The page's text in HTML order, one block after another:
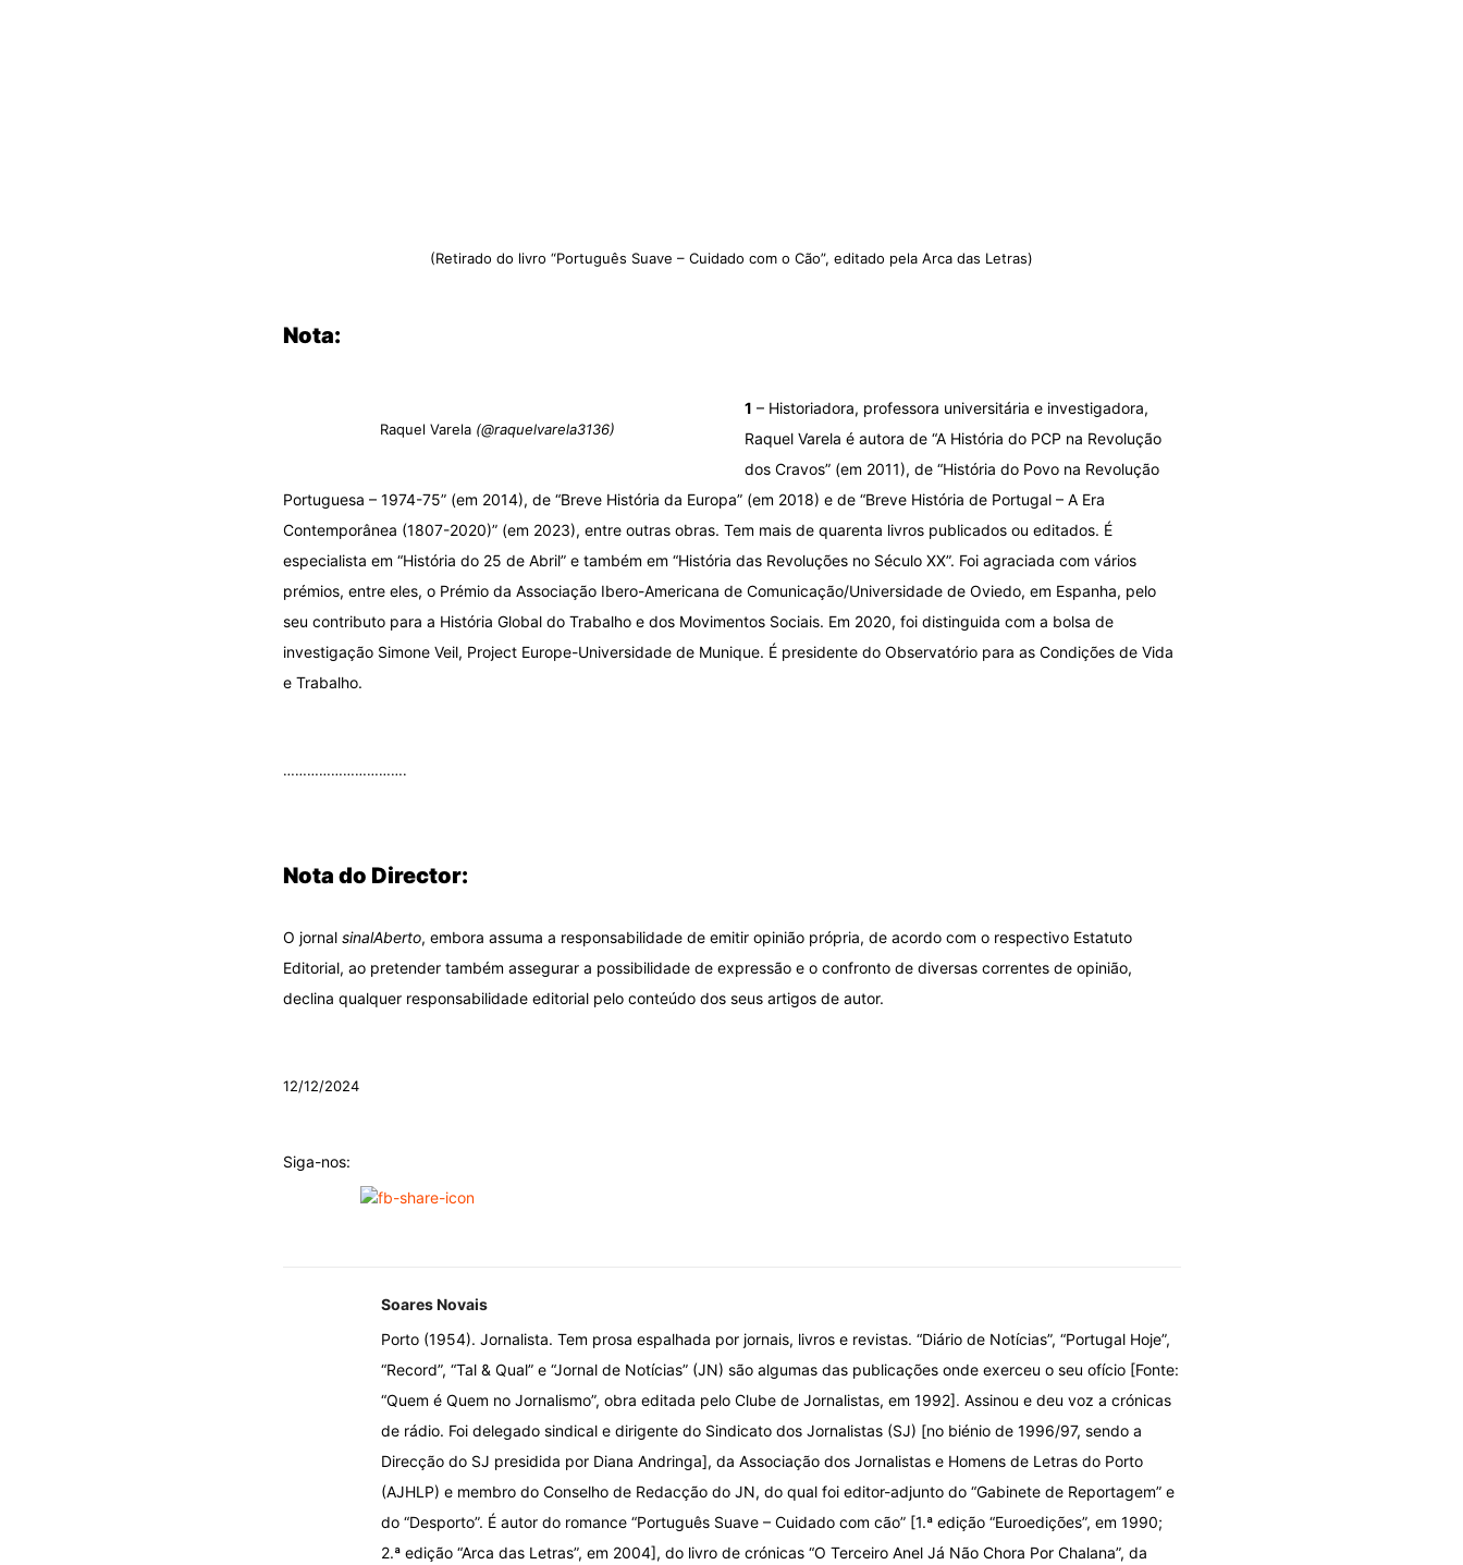
(Retirado do livro “Português Suave – Cuidado com o Cão”, editado pela Arca das Letras)
Nota:
Raquel Varela (@raquelvarela3136)
1 – Historiadora, professora universitária e investigadora,
Raquel Varela é autora de “A História do PCP na Revolução
dos Cravos” (em 2011), de “História do Povo na Revolução
Portuguesa – 1974-75” (em 2014), de “Breve História da Europa” (em 2018) e de “Breve História de Portugal – A Era
Contemporânea (1807-2020)” (em 2023), entre outras obras. Tem mais de quarenta livros publicados ou editados. É
especialista em “História do 25 de Abril” e também em “História das Revoluções no Século XX”. Foi agraciada com vários
prémios, entre eles, o Prémio da Associação Ibero-Americana de Comunicação/Universidade de Oviedo, em Espanha, pelo
seu contributo para a História Global do Trabalho e dos Movimentos Sociais. Em 2020, foi distinguida com a bolsa de
investigação Simone Veil, Project Europe-Universidade de Munique. É presidente do Observatório para as Condições de Vida
e Trabalho.
………………………….
Nota do Director:
O jornal sinalAberto, embora assuma a responsabilidade de emitir opinião própria, de acordo com o respectivo Estatuto
Editorial, ao pretender também assegurar a possibilidade de expressão e o confronto de diversas correntes de opinião,
declina qualquer responsabilidade editorial pelo conteúdo dos seus artigos de autor.
12/12/2024
Siga-nos:
Soares Novais
Porto (1954). Jornalista. Tem prosa espalhada por jornais, livros e revistas. “Diário de Notícias”, “Portugal Hoje”,
“Record”, “Tal & Qual” e “Jornal de Notícias” (JN) são algumas das publicações onde exerceu o seu ofício [Fonte:
“Quem é Quem no Jornalismo”, obra editada pelo Clube de Jornalistas, em 1992]. Assinou e deu voz a crónicas
de rádio. Foi delegado sindical e dirigente do Sindicato dos Jornalistas (SJ) [no biénio de 1996/97, sendo a
Direcção do SJ presidida por Diana Andringa], da Associação dos Jornalistas e Homens de Letras do Porto
(AJHLP) e membro do Conselho de Redacção do JN, do qual foi editor-adjunto do “Gabinete de Reportagem” e
do “Desporto”. É autor do romance “Português Suave – Cuidado com cão” [1.ª edição “Euroedições”, em 1990;
2.ª edição “Arca das Letras”, em 2004], do livro de crónicas “O Terceiro Anel Já Não Chora Por Chalana”, da